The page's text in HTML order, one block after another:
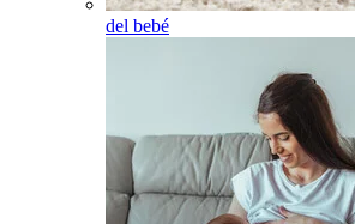
del bebé